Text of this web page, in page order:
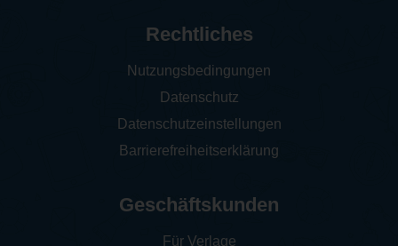
Rechtliches
Nutzungsbedingungen
Datenschutz
Datenschutzeinstellungen
Barrierefreiheitserklärung
Geschäftskunden
Für Verlage